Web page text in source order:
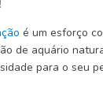
é um esforço
de aquário
para o seu